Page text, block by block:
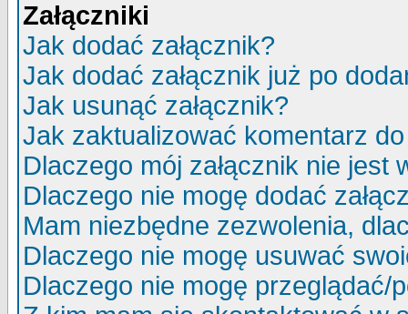
Załączniki
Jak dodać załącznik?
Jak dodać załącznik już po
Jak usunąć załącznik?
Jak zaktualizować komentarz
Dlaczego mój załącznik nie jest
Dlaczego nie mogę dodać
Mam niezbędne zezwolenia,
Dlaczego nie mogę usuwać
Dlaczego nie mogę przeglądać/